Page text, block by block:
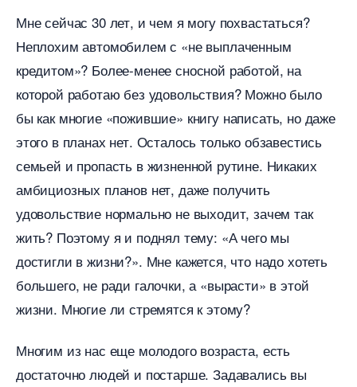
Мне сейчас 30 лет, и чем я могу похвастаться?
Неплохим автомобилем с «не выплаченным
кредитом»? Более-менее сносной работой, на
которой работаю без удовольствия? Можно было
ы как многие «пожившие» книгу написать, но даже
этого в планах нет. Осталось только обзавестись
семьей и пропасть в жизненной рутине. Никаких
амбициозных планов нет, даже получить
удовольствие нормально не выходит, зачем так
жить? Поэтому я и поднял тему: «А чего мы
достигли в жизни?». Мне кажется, что надо хотеть
ольшего, не ради галочки, а «вырасти» в этой
жизни. Многие ли стремятся к этому?
Многим из нас еще молодого возраста, есть
достаточно людей и постарше. Задавались вы